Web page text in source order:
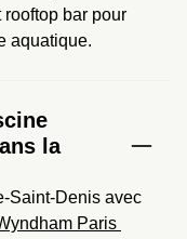
bar pour
aquatique.
la
Saint-Denis avec
Paris